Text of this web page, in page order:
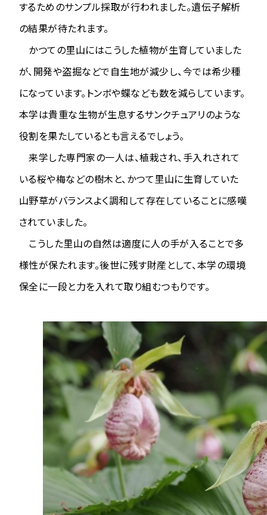
するためのサンプル採取が行われました。遺伝子解析
の結果が待たれます。
かつての里山にはこうした植物が生育していました
が、開発や盗掘などで自生地が減少し、今では希少種
になっています。トンボや蝶なども数を減らしています。
本学は貴重な生物が生息するサンクチュアリのような
役割を果たしているとも言えるでしょう。
来学した専門家の一人は、植栽され、手入れされて
いる桜や梅などの樹木と、かつて里山に生育していた
山野草がバランスよく調和して存在していることに感嘆
されていました。
こうした里山の自然は適度に人の手が入ることで多
様性が保たれます。後世に残す財産として、本学の環境
保全に一段と力を入れて取り組むつもりです。